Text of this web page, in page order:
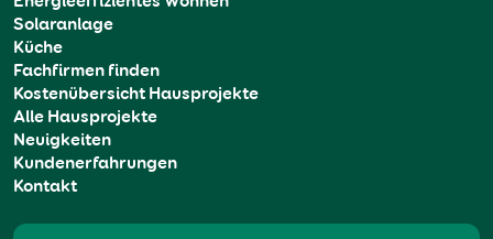
Solaranlage
Küche
Fachfirmen finden
Kostenübersicht Hausprojekte
Alle Hausprojekte
Neuigkeiten
Kundenerfahrungen
Kontakt